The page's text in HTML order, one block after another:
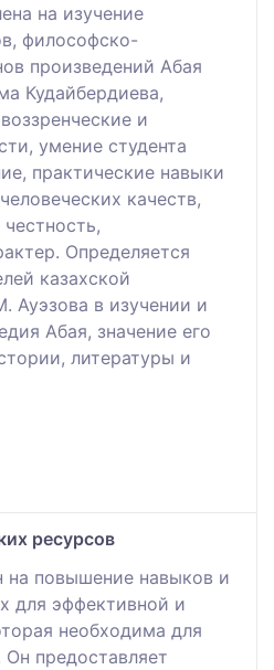
на изучение
философско-
произведений Абая
Кудайбердиева,
и
умение студента
практические навыки
качеств,
Определяется
казахской
Ауэзова в изучении и
Абая, значение его
литературы и
ресурсов
на повышение навыков и
для эффективной и
необходима для
Он предоставляет